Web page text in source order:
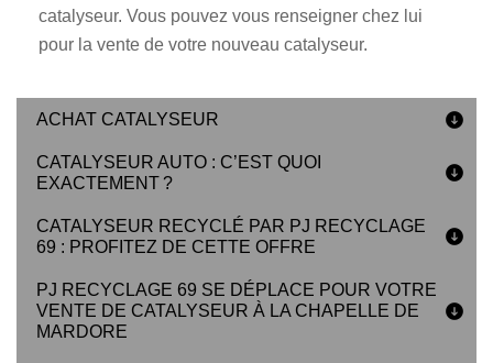
catalyseur. Vous pouvez vous renseigner chez lui
pour la vente de votre nouveau catalyseur.
ACHAT CATALYSEUR
CATALYSEUR AUTO : C’EST QUOI
EXACTEMENT ?
CATALYSEUR RECYCLÉ PAR PJ RECYCLAGE
69 : PROFITEZ DE CETTE OFFRE
PJ RECYCLAGE 69 SE DÉPLACE POUR VOTRE
VENTE DE CATALYSEUR À LA CHAPELLE DE
MARDORE